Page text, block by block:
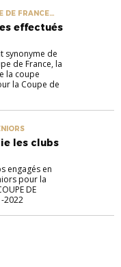
DE FRANCE
SENIORS
effectués
synonyme de
de France, la
la coupe
la Coupe de
les clubs
engagés en
pour la
DE
2022